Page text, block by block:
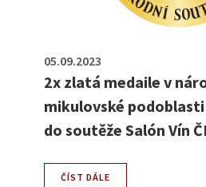
2x zlatá medaile v
mikulovské
do soutěže Salón Vín
05.09.2023
ČÍST DÁLE